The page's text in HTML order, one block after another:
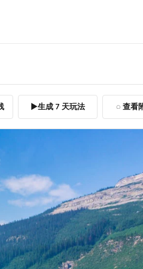
生成 7 天玩法 查看